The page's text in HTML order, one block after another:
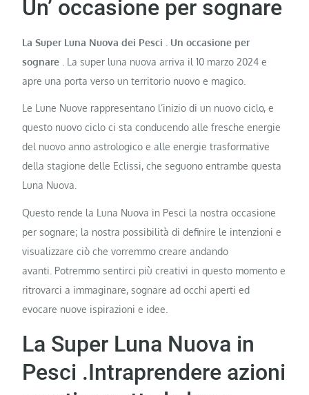
Un’ occasione per sognare
La Super Luna Nuova dei Pesci . Un occasione per
sognare . La super luna nuova arriva il 10 marzo 2024 e
apre una porta verso un territorio nuovo e magico.
Le Lune Nuove rappresentano l’inizio di un nuovo ciclo, e
questo nuovo ciclo ci sta conducendo alle fresche energie
del nuovo anno astrologico e alle energie trasformative
della stagione delle Eclissi, che seguono entrambe questa
Luna Nuova.
Questo rende la Luna Nuova in Pesci la nostra occasione
per sognare; la nostra possibilità di definire le intenzioni e
visualizzare ciò che vorremmo creare andando
avanti. Potremmo sentirci più creativi in ​​questo momento e
ritrovarci a immaginare, sognare ad occhi aperti ed
evocare nuove ispirazioni e idee.
La Super Luna Nuova in
Pesci .Intraprendere azioni